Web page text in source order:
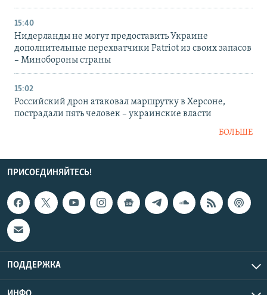
15:40
Нидерланды не могут предоставить Украине
дополнительные перехватчики Patriot из своих запасов
– Минобороны страны
15:02
Российский дрон атаковал маршрутку в Херсоне,
пострадали пять человек – украинские власти
БОЛЬШЕ
ПРИСОЕДИНЯЙТЕСЬ!
ПОДДЕРЖКА